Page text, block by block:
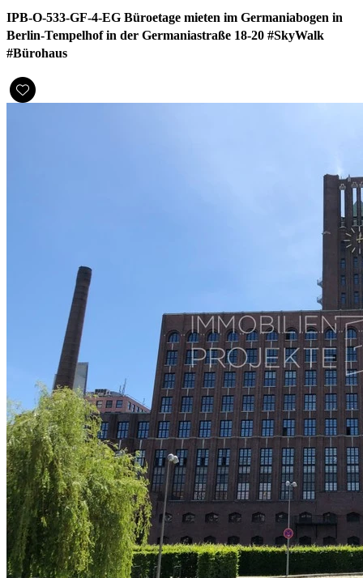
IPB-O-533-GF-4-EG Büroetage mieten im Germaniabogen in
Berlin-Tempelhof in der Germaniastraße 18-20 #SkyWalk
#Bürohaus